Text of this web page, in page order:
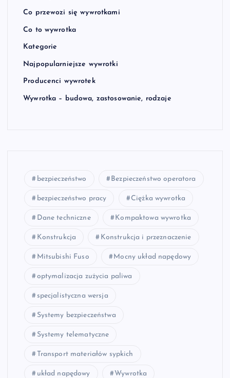
Co przewozi się wywrotkami
Co to wywrotka
Kategorie
Najpopularniejsze wywrotki
Producenci wywrotek
Wywrotka – budowa, zastosowanie, rodzaje
bezpieczeństwo Bezpieczeństwo operatora
bezpieczeństwo pracy Ciężka wywrotka
Dane techniczne Kompaktowa wywrotka
Konstrukcja Konstrukcja i przeznaczenie
Mitsubishi Fuso Mocny układ napędowy
optymalizacja zużycia paliwa
specjalistyczna wersja
Systemy bezpieczeństwa
Systemy telematyczne
Transport materiałów sypkich
układ napędowy Wywrotka